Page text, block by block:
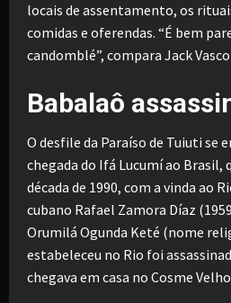
locais de assentamento, os
comidas e oferendas. “É bem
candomblé”, compara Jack
Babalaô
O desfile da Paraíso de Tuiuti se
chegada do Ifá Lucumí ao Brasil,
década de 1990, com a vinda ao
cubano Rafael Zamora Díaz
Orumilá Ogunda Keté (nome
estabeleceu no Rio foi
chegava em casa no Cosme